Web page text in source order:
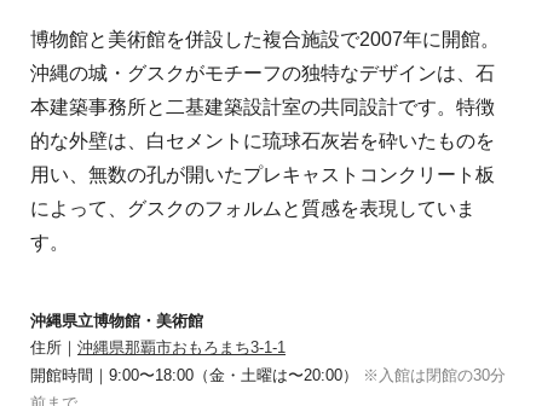
博物館と美術館を併設した複合施設で2007年に開館。
沖縄の城・グスクがモチーフの独特なデザインは、石
本建築事務所と二基建築設計室の共同設計です。特徴
的な外壁は、白セメントに琉球石灰岩を砕いたものを
用い、無数の孔が開いたプレキャストコンクリート板
によって、グスクのフォルムと質感を表現していま
す。
沖縄県立博物館・美術館
住所｜ 沖縄県那覇市おもろまち3-1-1
開館時間｜9:00〜18:00（金・土曜は〜20:00）
※入館は閉館の30分